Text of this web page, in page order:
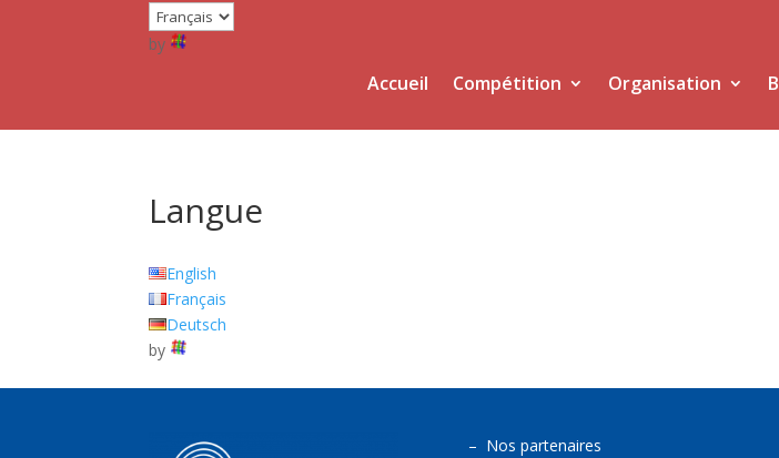
by
Accueil Compétition Organisation
Langue
English
Français
Deutsch
by
– Nos partenaires